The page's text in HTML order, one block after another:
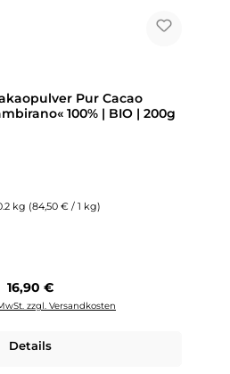
Pur Cacao
100% | BIO | 200g
kg (84,50 € / 1 kg)
Regulärer Preis:
16,90 €
zzgl. Versandkosten
Details